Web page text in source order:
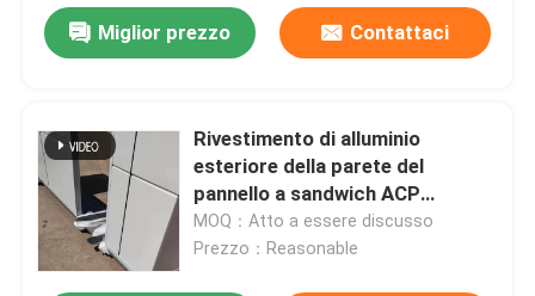
Giro della fabbrica
Contattici
Richieda una citazione
Miglior prezzo Contattaci
Rivestimento di alluminio
esteriore della parete del
pannello a sandwich ACP
colorato
MOQ：Atto a essere discusso
Prezzo：Reasonable